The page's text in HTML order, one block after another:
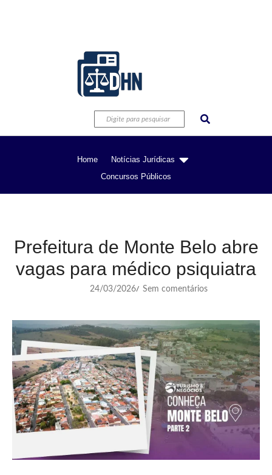
Home
Notícias Jurídicas
Concursos Públicos
Prefeitura de Monte Belo abre
vagas para médico psiquiatra
24/03/2026/ Sem comentários